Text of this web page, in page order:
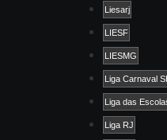
Liesarj
LIESF
LIESMG
Liga Carnaval
Liga das
Liga RJ